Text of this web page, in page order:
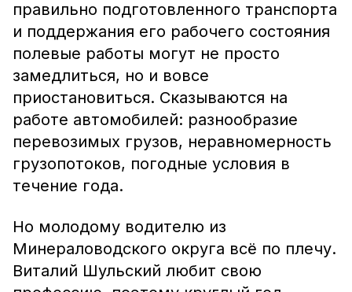
правильно подготовленного транспорта
и поддержания его рабочего состояния
полевые работы могут не просто
замедлиться, но и вовсе
приостановиться. Сказываются на
работе автомобилей: разнообразие
перевозимых грузов, неравномерность
грузопотоков, погодные условия в
течение года.
Но молодому водителю из
Минераловодского округа всё по плечу.
Виталий Шульский любит свою